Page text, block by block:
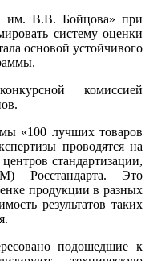
им. В.В. Бойцова» при
систему оценки
основой устойчивого
комиссией
«100 лучших товаров
проводятся на
стандартизации,
Росстандарта. Это
продукции в разных
результатов таких
подошедшие к